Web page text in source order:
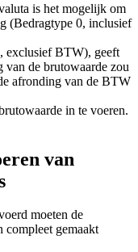
is het mogelijk om
(Bedragtype 0, inclusief
exclusief BTW), geeft
van de brutowaarde zou
afronding van de BTW
in te voeren.
van
moeten de
compleet gemaakt